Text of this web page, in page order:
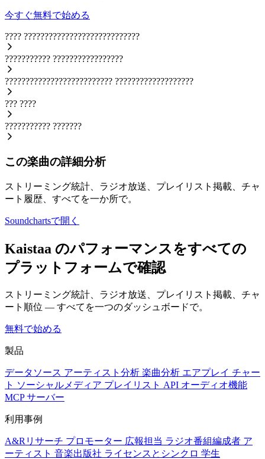
今すぐ無料で始める
???? ????????????????????????????
??????????? ?????????????????
?????????????????????????? ???????????????????
??? ????
??????????? ???????
この楽曲の詳細分析
ストリーミング統計、ラジオ放送、プレイリスト掲載、チャ
ート履歴、すべてを一か所で。
Soundchartsで開く
Kaistaa のパフォーマンスをすべての
プラットフォームで確認
ストリーミング統計、ラジオ放送、プレイリスト掲載、チャ
ート順位 — すべてを一つのダッシュボードで。
無料で始める
製品
データソース アーティスト分析 楽曲分析 エアプレイ チャー
ト ソーシャルメディア プレイリスト API オーディオ機能
MCP サーバー
利用事例
A&Rリサーチ プロモーター 広報担当 ラジオ番組編成者 ア
ーティスト 音楽出版社 ライセンスとシンクロ 学生